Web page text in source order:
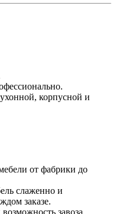
корпусной и
от фабрики до
слаженно и
заказе.